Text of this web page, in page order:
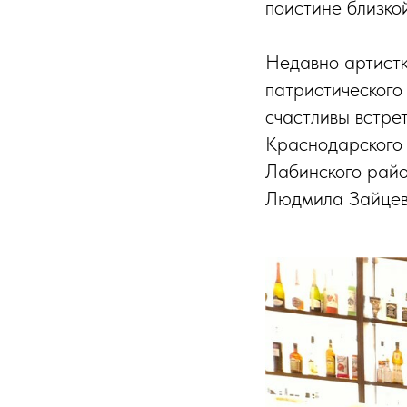
поистине
Недавно
счастливы
Лабинского
Людмила